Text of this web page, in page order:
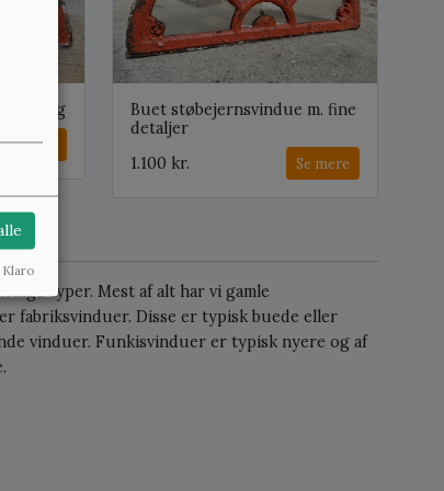
Se mere
Buet støbejernsvindue m. fine
detaljer
1.100 kr.
Se mere
typer. Mest af alt har vi gamle
fabriksvinduer. Disse er typisk buede eller
vinduer. Funkisvinduer er typisk nyere og af
Klaro